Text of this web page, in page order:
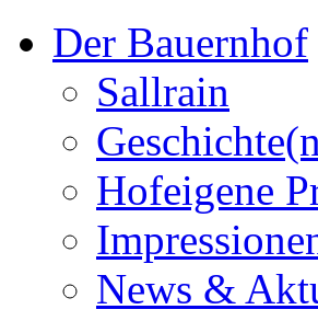
Der Bauernhof
Sallrain
Hofeigene
News &